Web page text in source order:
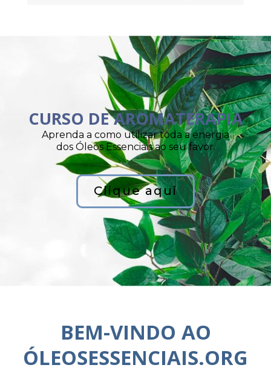
CURSO DE AROMATERAPIA
Aprenda a como utilizar toda a energia
dos Óleos Essenciais ao seu favor.
Clique aqui
BEM-VINDO AO
ÓLEOSESSENCIAIS.ORG